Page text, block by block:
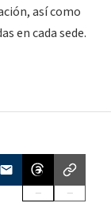
así como
en cada sede.